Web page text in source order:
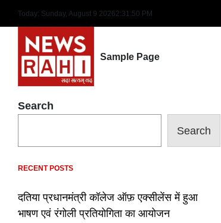
content
Today: Sunday, August 9 20262:31 :51 PM
Sample Page
Search
Search
RECENT POSTS
दतिया प्रधानमंत्री कॉलेज ऑफ़ एक्सीलेंस में हुआ
भाषण एवं रंगोली प्रतियोगिता का आयोजन